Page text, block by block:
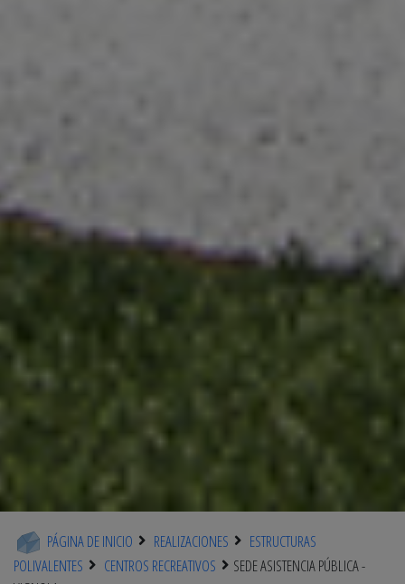
PÁGINA DE INICIO REALIZACIONES
ESTRUCTURAS
POLIVALENTES
CENTROS RECREATIVOS
SEDE ASISTENCIA PÚBLICA -